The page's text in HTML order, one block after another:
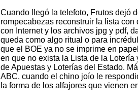
Cuando llegó la telefoto, Frutos dejó
rompecabezas reconstruir la lista
con Internet y los archivos jpg y pdf,
queda como algo ritual o para
que el BOE ya no se imprime en
en que no exista la Lista de la
de Apuestas y Loterías del Estado.
ABC, cuando el chino joío le
la forma de los alfajores que vienen